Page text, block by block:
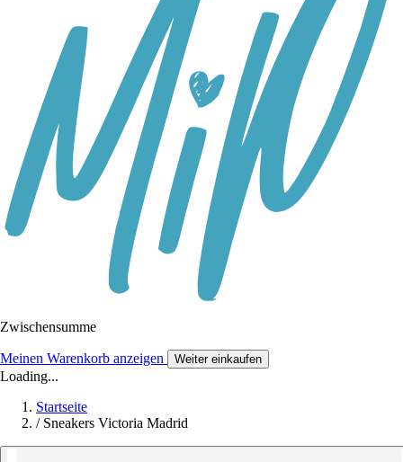
Zwischensumme
Meinen Warenkorb anzeigen Weiter einkaufen
Loading...
Startseite
/ Sneakers Victoria Madrid